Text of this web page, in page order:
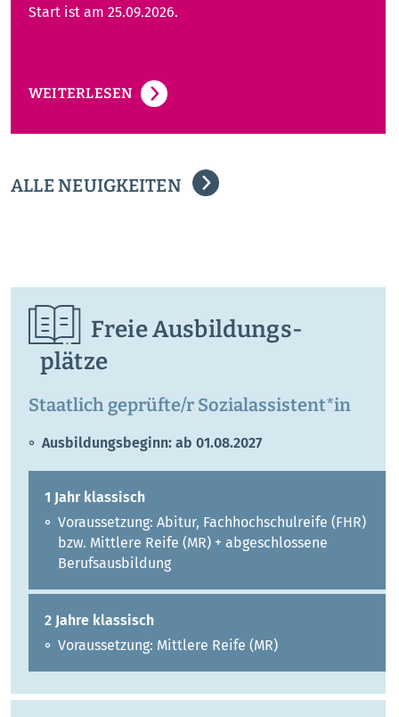
Start ist am 25.09.2026.
WEITERLESEN
ALLE NEUIGKEITEN
Freie Ausbildungs­
plätze
Staatlich geprüfte/r Sozialassistent*in
Ausbildungsbeginn: ab 01.08.2027
1 Jahr klassisch
Voraussetzung: Abitur, Fachhochschulreife (FHR)
bzw. Mittlere Reife (MR) + abgeschlossene
Berufsausbildung
2 Jahre klassisch
Voraussetzung: Mittlere Reife (MR)